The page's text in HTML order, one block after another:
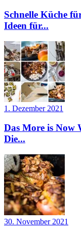
Schnelle Küche
Ideen für...
1. Dezember 2021
Das More is Now
Die...
30. November 2021